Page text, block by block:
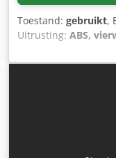
Toestand: gebruikt,
Uitrusting: ABS,
graafmachine Type:
Motorvermogen: